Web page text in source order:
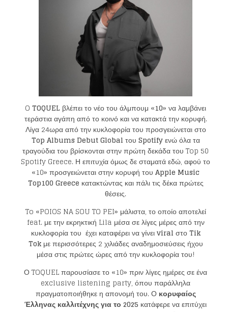
OTOQUEL βλέπει το νέο του άλμπουμ «10» να λαμβάνει
τεράστια αγάπη από το κοινό και να κατακτά την κορυφή.
Λίγα 24ωρα από την κυκλοφορία του προσγειώνεται στο
Top Albums Debut Global του Spotifyενώ όλα τα
τραγούδια του βρίσκονται στην πρώτη δεκάδα του Top 50
Spotify Greece. Η επιτυχία όμως δε σταματά εδώ, αφού το
«10» προσγειώνεται στην κορυφή τουApple Music
Top100 Greece κατακτώντας και πάλι τις δέκα πρώτες
θέσεις.
To «POIOS NA SOU TO PEI» μάλιστα, το οποίο αποτελεί
feat. με την εκρηκτική Lila μέσα σε λίγες μέρες από την
κυκλοφορία του έχει καταφέρει να γίνειviral στοTik
Tokμε περισσότερες 2 χιλιάδες αναδημοσιεύσεις ήχου
μέσα στις πρώτες ώρες από την κυκλοφορία του!
Ο TOQUEL παρουσίασε το «10» πριν λίγες ημέρες σε ένα
exclusive listening party, όπου παράλληλα
πραγματοποιήθηκε η απονομή του. Ο κορυφαίος
Έλληνας καλλιτέχνης για το 2025 κατάφερε να επιτύχει